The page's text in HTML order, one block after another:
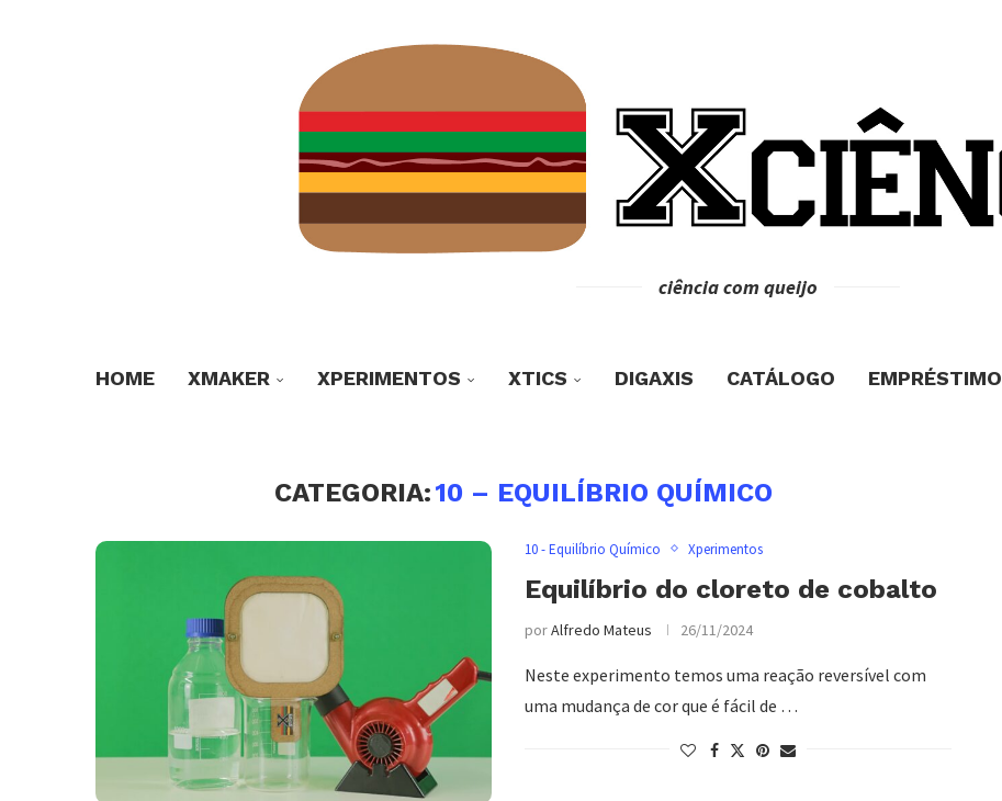
ciência com queijo
HOME XMAKER XPERIMENTOS XTICS DIGAXIS CATÁLOGO EMPRÉSTIMO
CATEGORIA:10 – EQUILÍBRIO QUÍMICO
10 - Equilíbrio Químico Xperimentos
Equilíbrio do cloreto de cobalto
porAlfredo Mateus 26/11/2024
Neste experimento temos uma reação reversível com
uma mudança de cor que é fácil de …